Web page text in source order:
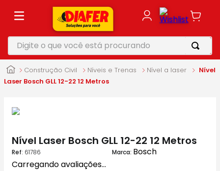
Digite o que você está procurando
Construção Civil Níveis e Trenas Nível a laser
Nível
Laser Bosch GLL 12-22 12 Metros
Nível Laser Bosch GLL 12-22 12 Metros
: 61786
Bosch
Carregando avaliações...
5 º roçadeira